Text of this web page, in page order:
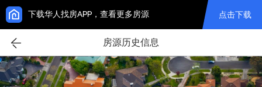
下载华人找房APP，查看更多房源 点击下载
房源历史信息